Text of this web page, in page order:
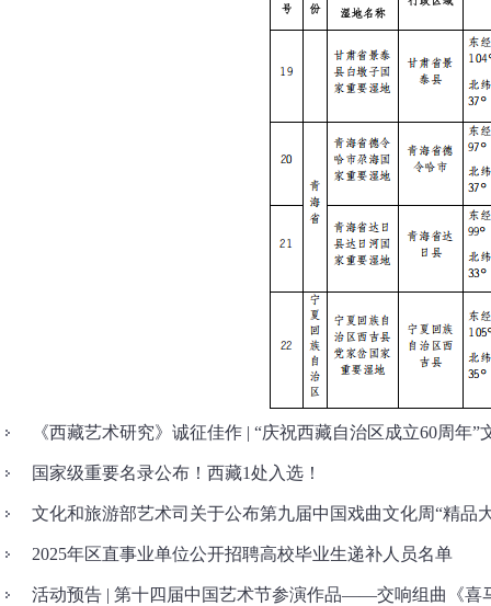
《西藏艺术研究》诚征佳作 | “庆祝西藏自治区成立60周年”
国家级重要名录公布！西藏1处入选！
文化和旅游部艺术司关于公布第九届中国戏曲文化周“精品
2025年区直事业单位公开招聘高校毕业生递补人员名单
活动预告 | 第十四届中国艺术节参演作品——交响组曲《喜